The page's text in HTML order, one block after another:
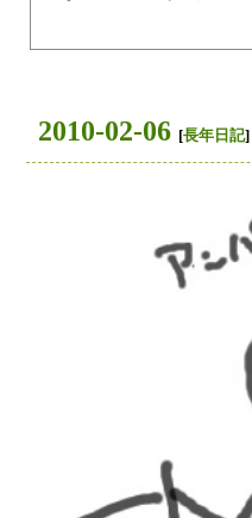
2010-02-06 [長年日記]